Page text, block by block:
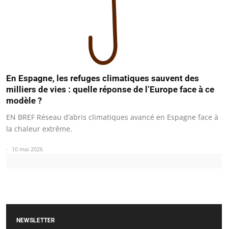
En Espagne, les refuges climatiques sauvent des
milliers de vies : quelle réponse de l’Europe face à ce
modèle ?
EN BREF Réseau d’abris climatiques avancé en Espagne face à
la chaleur extrême.
10 mai 2026
NEWSLETTER